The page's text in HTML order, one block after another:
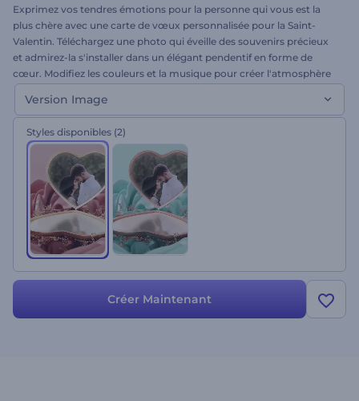
Exprimez vos tendres émotions pour la personne qui vous est la
plus chère avec une carte de vœux personnalisée pour la Saint-
Valentin. Téléchargez une photo qui éveille des souvenirs précieux
et admirez-la s'installer dans un élégant pendentif en forme de
cœur. Modifiez les couleurs et la musique pour créer l'atmosphère
parfaite pour votre vidéo. Essayez cette belle animation dès
maintenant !
Version Image
Styles disponibles (2)
Créer Maintenant